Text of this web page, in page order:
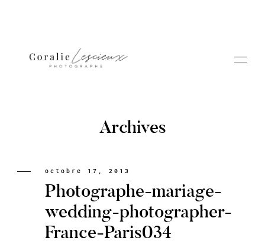
Portfolio
A PROPOS CORALIE
Archives
octobre 17, 2013
Photographe-mariage-
wedding-photographer-
France-Paris034